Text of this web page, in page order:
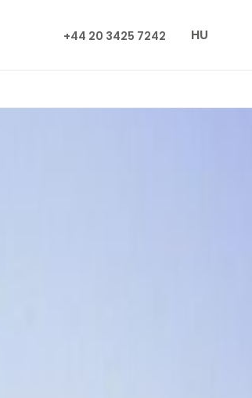
+44 20 3425 7242 HU